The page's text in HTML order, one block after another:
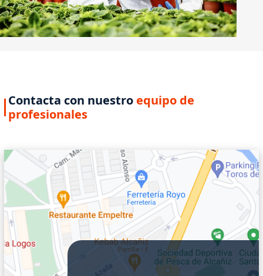
Contacta con nuestro equipo de
profesionales